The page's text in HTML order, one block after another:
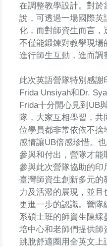
在調整教學設計。對於
說，可透過一場國際英
化，而對師資生而言，
不僅能鍛鍊對教學現場
進行師生互動，進而調
此次英語營隊特別感謝
Frida Unsiyah和Dr.
Frida十分開心見到UB
隊，大家互相學習，
位學員都非常依依不捨
感情讓UB倍感珍惜。
參與和付出，營隊才能
參與此次營隊協助的印
臺灣師資生創新多元的
力及活潑的展現，並
更進一步的認識。營隊
系碩士班的師資生陳
培中心和老師們提供師
跳脫舒適圈用全英文上